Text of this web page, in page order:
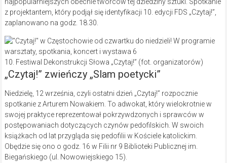
z projektantem, który podjął się identyfikacji 10. edycji FDS „Czytaj!”,
zaplanowano na godz. 18.30.
10. Festiwal Dekonstrukcji Słowa „Czytaj!” (fot. organizatorów)
„Czytaj!” zwieńczy „Slam poetycki”
Niedzielę, 12 września, czyli ostatni dzień „Czytaj!” rozpocznie
spotkanie z Arturem Nowakiem. To adwokat, który wielokrotnie w
swojej praktyce reprezentował pokrzywdzonych i sprawców w
postępowaniach dotyczących czynów pedofilskich. W swoich
książkach od lat przygląda się pedofilii w Kościele katolickim.
Obędzie się ono o godz. 16 w Filii nr 9 Biblioteki Publicznej im.
Biegańskiego (ul. Nowowiejskiego 15).